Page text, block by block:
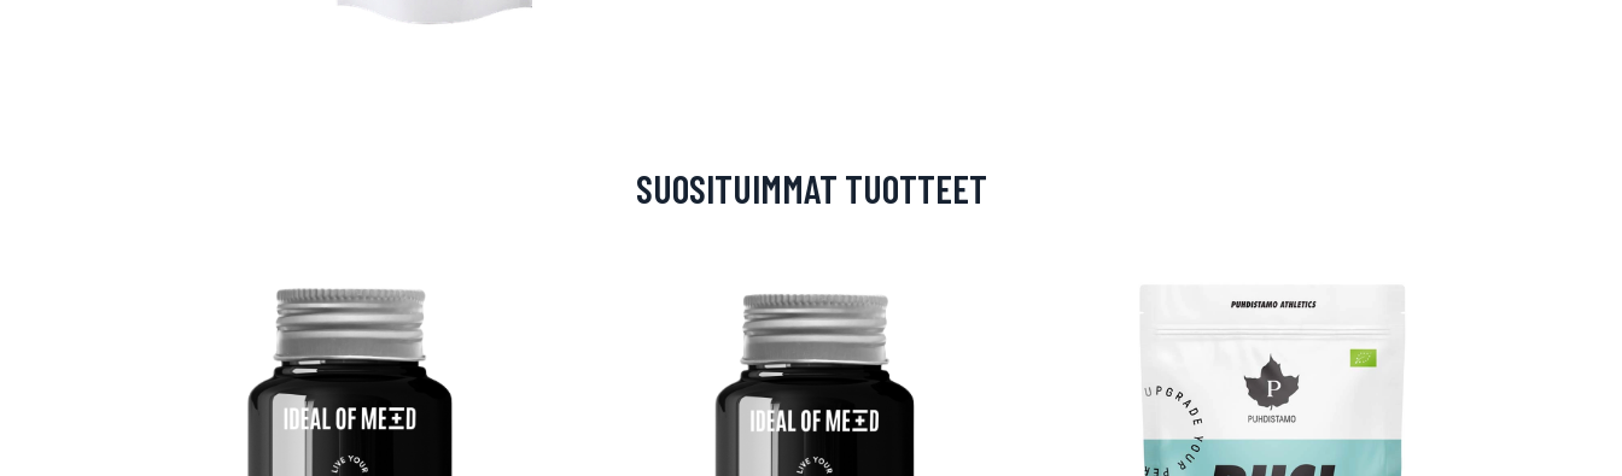
SUOSITUIMMAT TUOTTEET